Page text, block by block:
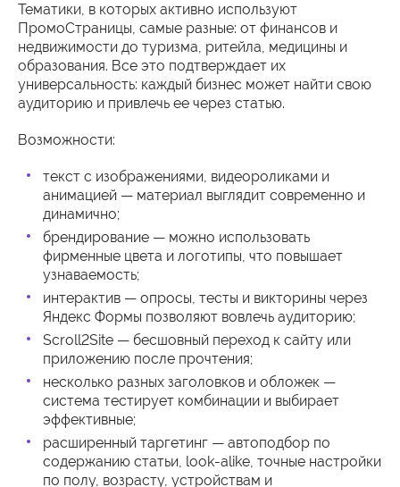
Тематики, в которых активно используют
ПромоСтраницы, самые разные: от финансов и
недвижимости до туризма, ритейла, медицины и
образования. Все это подтверждает их
универсальность: каждый бизнес может найти свою
аудиторию и привлечь ее через статью.
Возможности:
текст с изображениями, видеороликами и
анимацией — материал выглядит современно и
динамично;
брендирование — можно использовать
фирменные цвета и логотипы, что повышает
узнаваемость;
интерактив — опросы, тесты и викторины через
Яндекс Формы позволяют вовлечь аудиторию;
Scroll2Site — бесшовный переход к сайту или
приложению после прочтения;
несколько разных заголовков и обложек —
система тестирует комбинации и выбирает
эффективные;
расширенный таргетинг — автоподбор по
содержанию статьи, look-alike, точные настройки
по полу, возрасту, устройствам и